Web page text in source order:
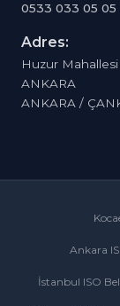
0533 033 05 05
Adres:
Huzur
ANKARA
ANKARA /
Ankara
İstanbul ISO